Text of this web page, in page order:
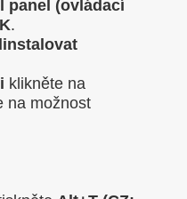
panel (ovládací
.
klikněte na
na možnost